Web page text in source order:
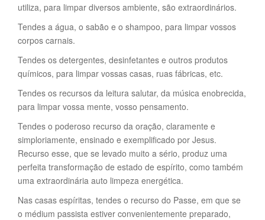
utiliza, para limpar diversos ambiente, são extraordinários.
Tendes a água, o sabão e o shampoo, para limpar vossos
corpos carnais.
Tendes os detergentes, desinfetantes e outros produtos
químicos, para limpar vossas casas, ruas fábricas, etc.
Tendes os recursos da leitura salutar, da música enobrecida,
para limpar vossa mente, vosso pensamento.
Tendes o poderoso recurso da oração, claramente e
simploriamente, ensinado e exemplificado por Jesus.
Recurso esse, que se levado muito a sério, produz uma
perfeita transformação de estado de espírito, como também
uma extraordinária auto limpeza energética.
Nas casas espíritas, tendes o recurso do Passe, em que se
o médium passista estiver convenientemente preparado,